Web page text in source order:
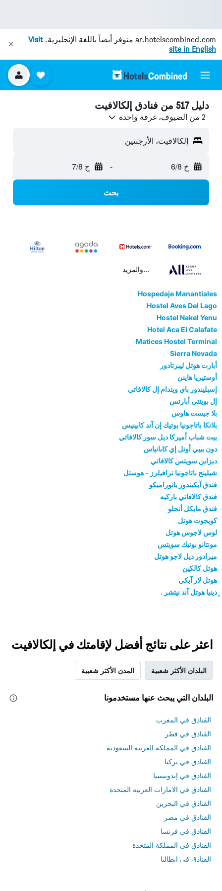
ar.hotelscombined.com متوفر أيضاً باللغة الإنجليزية.Visit
site in English
دليل 517 من فنادق إلكالافيت
2 من الضيوف، غرفة واحدة
إلكالافيت، الأرجنتين
خ 6/8 - ج 7/8
بحث
...والمزيد
Hospedaje Manantiales
Hostel Aves Del Lago
Hostel Nakel Yenu
Hotel Aca El Calafate
Matices Hostel Terminal
Sierra Nevada
أبارت هوتل ليبرتادور
أوستيريا هاينن
إسبليندور باي ويندام إل كالافاتي
إل بوينتي أبارتس
بلا جيست هاوس
بلانكا باتاجونيا بوتيك إن آند كابينيس
بيت شباب أميركا ديل سور كالافاتي
دون بيبي أوتل إي كابانياس
ديزاين سويتس كالافاتي
شيلينج باتاجونيا ترافيلرز - هوستل
فندق آيكيندور بانوراميكو
فندق كالافاتي باركيه
فندق مايكل أنجلو
كويجوت هوتل
لوس لاجوس هوتل
مونتانو بوتيك سويتس
ميرادور ديل لاجو هوتل
هوتل كالكين
هوتل لار آيكي
ٕدينيا هوتل آند نيتشر .
اعثر على نتائج أفضل لإقامتك في إلكالافيت
البلدان الأكثر شعبية المدن الأكثر شعبية
البلدان التي يبحث عنها مستخدمونا
الفنادق في المغرب
الفنادق في قطر
الفنادق في المملكة العربية السعودية
الفنادق في تركيا
الفنادق في إندونيسيا
الفنادق في الامارات العربية المتحدة
الفنادق في البحرين
الفنادق في مصر
الفنادق في فرنسا
الفنادق في المملكة المتحدة
الفنادق في إيطاليا